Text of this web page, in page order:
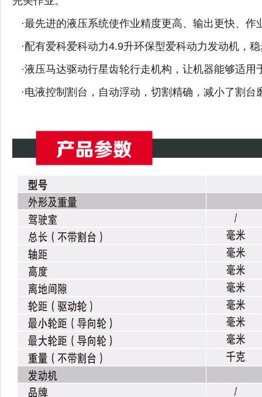
·最先进的液压系统使作业精度更高、输出更快、作
·配有爱科爱科动力4.9升环保型爱科动力发动机，
·液压马达驱动行星齿轮行走机构，让机器能够适用
·电液控制割台，自动浮动，切割精确，减小了割台